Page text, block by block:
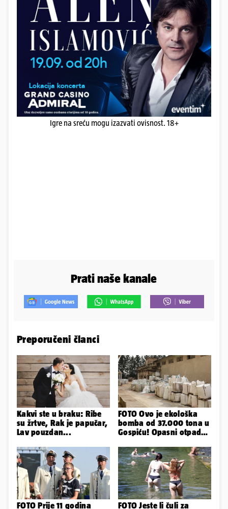
Igre na sreću mogu izazvati ovisnost. 18+
Prati naše kanale
Preporučeni članci
Kakvi ste u braku: Ribe
su žrtve, Rak je papučar,
Lav pouzdan...
FOTO Ovo je ekološka
bomba od 37.000 tona u
Gospiću! Opasni otpad
FOTO Prije 11 godina
FOTO Jeste li čuli za